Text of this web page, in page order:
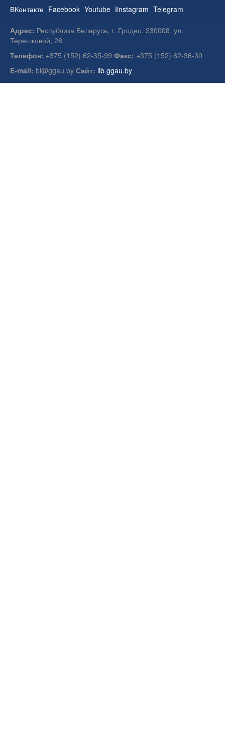
ВКонтакте Facebook Youtube Iinstagram Telegram
Адрес: Республика Беларусь, г. Гродно, 230008, ул.
Терешковой, 28
Телефон: +375 (152) 62-35-99 Факс: +375 (152) 62-36-30
E-mail: bi@ggau.by Сайт: lib.ggau.by